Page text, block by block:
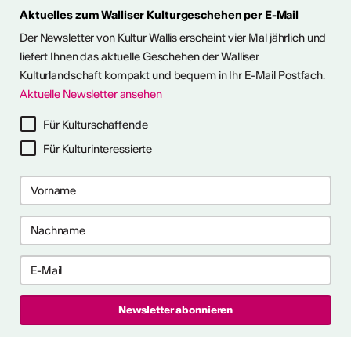
Kunst im Freien so richtig
eine kleine aber feine
im Wallis
2027 in Prag
bis 28. April 2027) ist ein 10-
für Recherche-,
Es bietet
kollektive Begleitung und
10. September
Aktuelles zum Walliser Kulturgeschehen per E-Mail
Der Newsletter von Kultur Wallis erscheint vier Mal jährlich und
liefert Ihnen das aktuelle Geschehen der Walliser
Kulturlandschaft kompakt und bequem in Ihr E-Mail Postfach.
Aktuelle Newsletter ansehen
Für Kulturschaffende
Für Kulturinteressierte